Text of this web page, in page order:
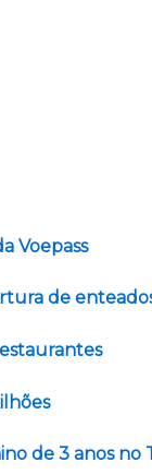
Voepass
de
de 3 anos no